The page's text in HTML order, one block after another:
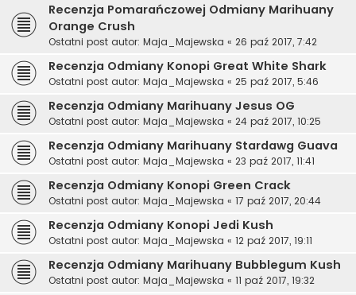
Recenzja Pomarańczowej Odmiany Marihuany
Orange Crush
Ostatni post autor: Maja_Majewska « 26 paź 2017, 7:42
Recenzja Odmiany Konopi Great White Shark
Ostatni post autor: Maja_Majewska « 25 paź 2017, 5:46
Recenzja Odmiany Marihuany Jesus OG
Ostatni post autor: Maja_Majewska « 24 paź 2017, 10:25
Recenzja Odmiany Marihuany Stardawg Guava
Ostatni post autor: Maja_Majewska « 23 paź 2017, 11:41
Recenzja Odmiany Konopi Green Crack
Ostatni post autor: Maja_Majewska « 17 paź 2017, 20:44
Recenzja Odmiany Konopi Jedi Kush
Ostatni post autor: Maja_Majewska « 12 paź 2017, 19:11
Recenzja Odmiany Marihuany Bubblegum Kush
Ostatni post autor: Maja_Majewska « 11 paź 2017, 19:32